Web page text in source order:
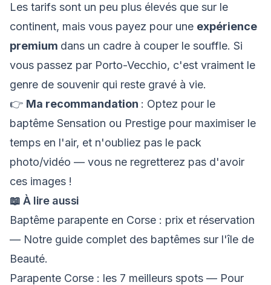
Les tarifs sont un peu plus élevés que sur le
continent, mais vous payez pour une expérience
premium dans un cadre à couper le souffle. Si
vous passez par Porto-Vecchio, c'est vraiment le
genre de souvenir qui reste gravé à vie.
👉 Ma recommandation : Optez pour le
baptême Sensation ou Prestige pour maximiser le
temps en l'air, et n'oubliez pas le pack
photo/vidéo — vous ne regretterez pas d'avoir
ces images !
📖 À lire aussi
Baptême parapente en Corse : prix et réservation
— Notre guide complet des baptêmes sur l'île de
Beauté.
Parapente Corse : les 7 meilleurs spots — Pour